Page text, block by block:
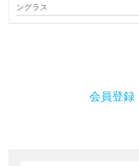
ングラス
会員登録